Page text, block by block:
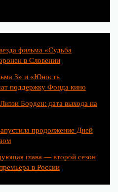
фильма «Судьба
в Словении
3» и «Юность
поддержку Фонда кино
Борден: дата выхода на
продолжение Дней
глава — второй сезон
в России